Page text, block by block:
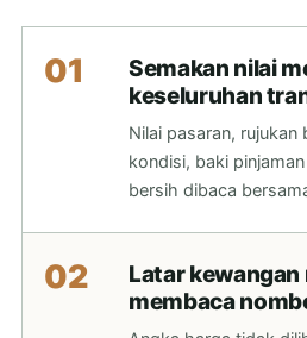
01
Semakan nilai
keseluruhan
Nilai pasaran, rujukan
kondisi, baki
bersih dibaca
02
Latar
membaca